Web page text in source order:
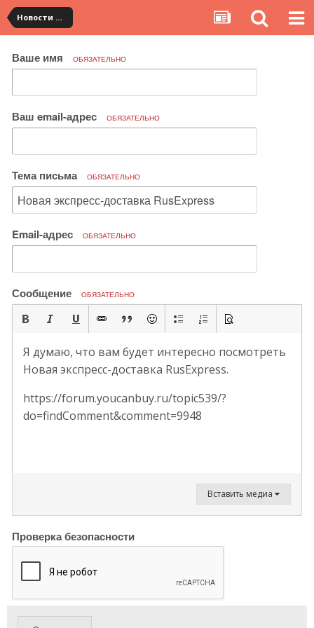
Новости сервиса
Ваше имя ОБЯЗАТЕЛЬНО
Ваш email-адрес ОБЯЗАТЕЛЬНО
Тема письма ОБЯЗАТЕЛЬНО
Email-адрес ОБЯЗАТЕЛЬНО
Сообщение ОБЯЗАТЕЛЬНО
Я думаю, что вам будет интересно посмотреть
Новая экспресс-доставка RusExpress.
https://forum.youcanbuy.ru/topic539/?
do=findComment&comment=9948
Вставить медиа
Проверка безопасности